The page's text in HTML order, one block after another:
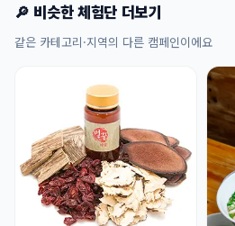
🔎 비슷한 체험단 더보기
같은 카테고리·지역의 다른 캠페인이에요